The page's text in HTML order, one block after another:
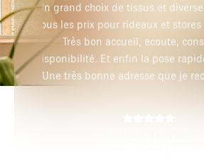
a
et
Très professionnel, je
29 juillet 2026